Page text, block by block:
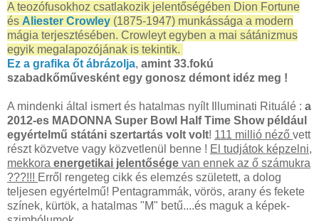
A teozófusokhoz csatlakozik jelentőségében Dion Fortune
és Aliester Crowley (1875-1947) munkássága a modern
mágia terjesztésében. Crowleyt egyben a mai sátánizmus
egyik megalapozójának is tekintik.
Ez a grafika őt ábrázolja, amint 33.fokú
szabadkőművesként egy gonosz démont idéz meg !
A mindenki által ismert és hatalmas nyílt Illuminati Rituálé : a
2012-es MADONNA Super Bowl Half Time Show például
egyértelmű státáni szertartás volt volt! 111 millió néző vett
részt közvetve vagy közvetlenül benne ! El tudjátok képzelni,
mekkora energetikai jelentősége van ennek az ő számukra
???!!! Erről rengeteg cikk és elemzés született, a dolog
teljesen egyértelmű! Pentagrammák, vörös, arany és fekete
színek, kürtök, a hatalmas "M" betű....és maguk a képek-